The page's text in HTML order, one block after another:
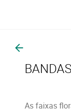
Voltar
As faixas